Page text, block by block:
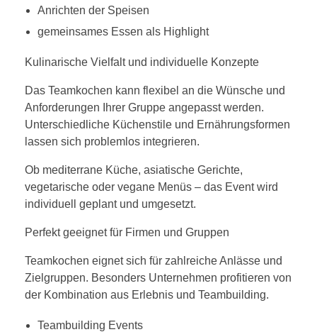
Anrichten der Speisen
gemeinsames Essen als Highlight
Kulinarische Vielfalt und individuelle Konzepte
Das Teamkochen kann flexibel an die Wünsche und
Anforderungen Ihrer Gruppe angepasst werden.
Unterschiedliche Küchenstile und Ernährungsformen
lassen sich problemlos integrieren.
Ob mediterrane Küche, asiatische Gerichte,
vegetarische oder vegane Menüs – das Event wird
individuell geplant und umgesetzt.
Perfekt geeignet für Firmen und Gruppen
Teamkochen eignet sich für zahlreiche Anlässe und
Zielgruppen. Besonders Unternehmen profitieren von
der Kombination aus Erlebnis und Teambuilding.
Teambuilding Events